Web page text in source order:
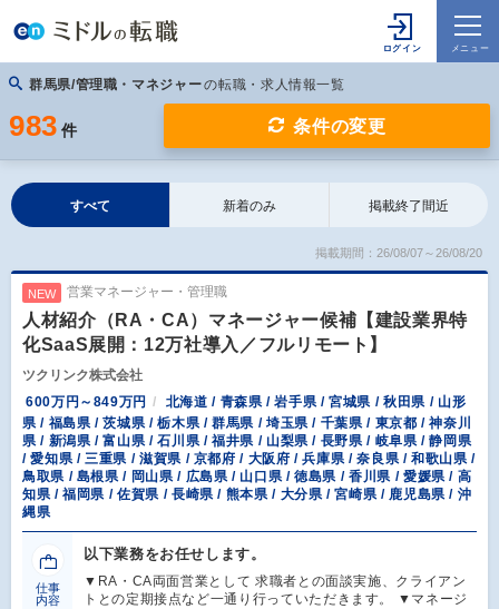
群馬県/管理職・マネジャーの転職・求人情報一覧
983 件 条件の変更
すべて 新着のみ 掲載終了間近
掲載期間：26/08/07～26/08/20
NEW 営業マネージャー・管理職
人材紹介（RA・CA）マネージャー候補【建設業界特
化SaaS展開：12万社導入／フルリモート】
ツクリンク株式会社
600万円～849万円
北海道 / 青森県 / 岩手県 / 宮城県 / 秋田県 / 山形
県 / 福島県 / 茨城県 / 栃木県 / 群馬県 / 埼玉県 / 千葉県 / 東京都 / 神奈川
県 / 新潟県 / 富山県 / 石川県 / 福井県 / 山梨県 / 長野県 / 岐阜県 / 静岡県
/ 愛知県 / 三重県 / 滋賀県 / 京都府 / 大阪府 / 兵庫県 / 奈良県 / 和歌山県 /
鳥取県 / 島根県 / 岡山県 / 広島県 / 山口県 / 徳島県 / 香川県 / 愛媛県 / 高
知県 / 福岡県 / 佐賀県 / 長崎県 / 熊本県 / 大分県 / 宮崎県 / 鹿児島県 / 沖
縄県
仕事
内容
以下業務をお任せします。
▼RA・CA両面営業として 求職者との面談実施、クライアン
トとの定期接点など一通り行っていただきます。 ▼マネージ